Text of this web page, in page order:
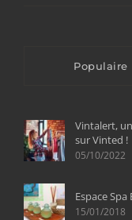
Populaire
Vintalert,
sur Vinted !
05/10/2022
Espace
15/01/2018